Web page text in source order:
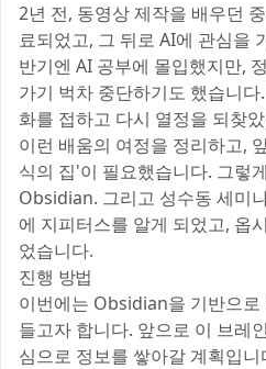
2년 전, 동영상 제작을 배우던
료되었고, 그 뒤로 AI에 관심을
반기엔 AI 공부에 몰입했지만,
가기 벅차 중단하기도 했습니
화를 접하고 다시 열정을 되찾
이런 배움의 여정을 정리하고,
식의 집'이 필요했습니다. 그렇
Obsidian. 그리고 성수동 세미
에 지피터스를 알게 되었고, 옵
었습니다.
진행 방법
이번에는 Obsidian을 기반으
들고자 합니다. 앞으로 이 브레
심으로 정보를 쌓아갈 계획입니